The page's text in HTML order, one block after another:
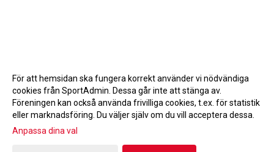
Gå till Webbversion
För att hemsidan ska fungera korrekt använder vi nödvändiga
cookies från SportAdmin. Dessa går inte att stänga av.
Föreningen kan också använda frivilliga cookies, t.ex. för statistik
eller marknadsföring. Du väljer själv om du vill acceptera dessa.
Anpassa dina val